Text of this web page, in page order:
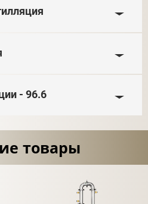
- 96.6
товары